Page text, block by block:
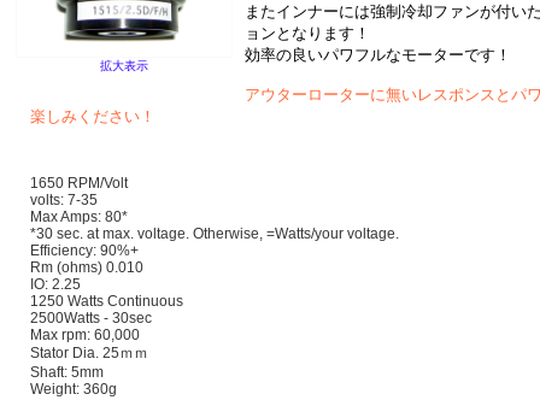
拡大表示
またインナーには強制冷却ファンが付い
ョンとなります！
効率の良いパワフルなモーターです！
アウターローターに無いレスポンスとパ
楽しみください！
1650 RPM/Volt
volts: 7-35
Max Amps: 80*
*30 sec. at max. voltage. Otherwise, =Watts/your voltage.
Efficiency: 90%+
Rm (ohms) 0.010
IO: 2.25
1250 Watts Continuous
2500Watts - 30sec
Max rpm: 60,000
Stator Dia. 25ｍｍ
Shaft: 5mm
Weight: 360g